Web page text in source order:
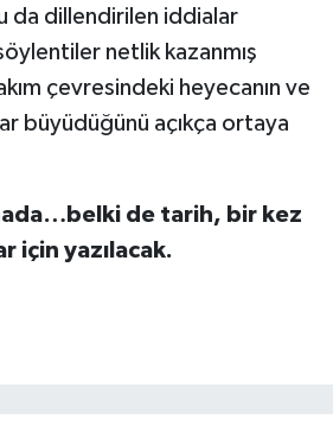
da dillendirilen iddialar
netlik kazanmış
çevresindeki heyecanın ve
büyüdüğünü açıkça ortaya
de tarih, bir kez
için yazılacak.